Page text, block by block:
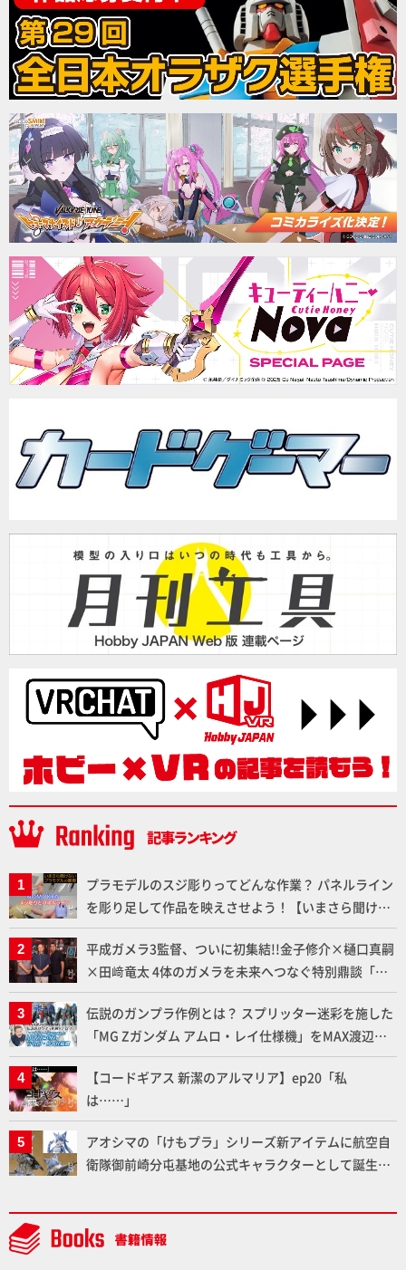
プラモデルのスジ彫りってどんな作業？ パネルライン
を彫り足して作品を映えさせよう！【いまさら聞けな
いプラモデルの基礎：スジ彫りとパネルライン】
平成ガメラ3監督、ついに初集結!!金子修介×樋口真嗣
×田﨑竜太 4体のガメラを未来へつなぐ特別鼎談「ガ
メラ永久保存化プロジェクト FINAL」
伝説のガンプラ作例とは？ スプリッター迷彩を施した
「MG Zガンダム アムロ・レイ仕様機」をMAX渡辺が
ふたたび塗る!!【試し読み】
【コードギアス 新潔のアルマリア】ep20「私
は……」
アオシマの「けもプラ」シリーズ新アイテムに航空自
衛隊御前崎分屯基地の公式キャラクターとして誕生し
通常版の2ラインで発売！